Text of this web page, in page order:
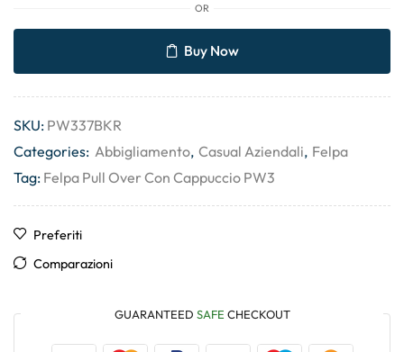
OR
Buy Now
SKU: PW337BKR
Categories: Abbigliamento, Casual Aziendali, Felpa
Tag: Felpa Pull Over Con Cappuccio PW3
Preferiti
Comparazioni
GUARANTEED SAFE CHECKOUT